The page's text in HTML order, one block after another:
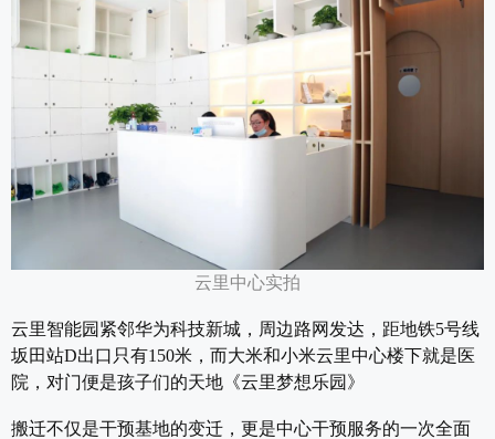
云里中心实拍
云里智能园紧邻华为科技新城，周边路网发达，距地铁5号线
坂田站D出口只有150米，而大米和小米云里中心楼下就是医
院，对门便是孩子们的天地《云里梦想乐园》
搬迁不仅是干预基地的变迁，更是中心干预服务的一次全面